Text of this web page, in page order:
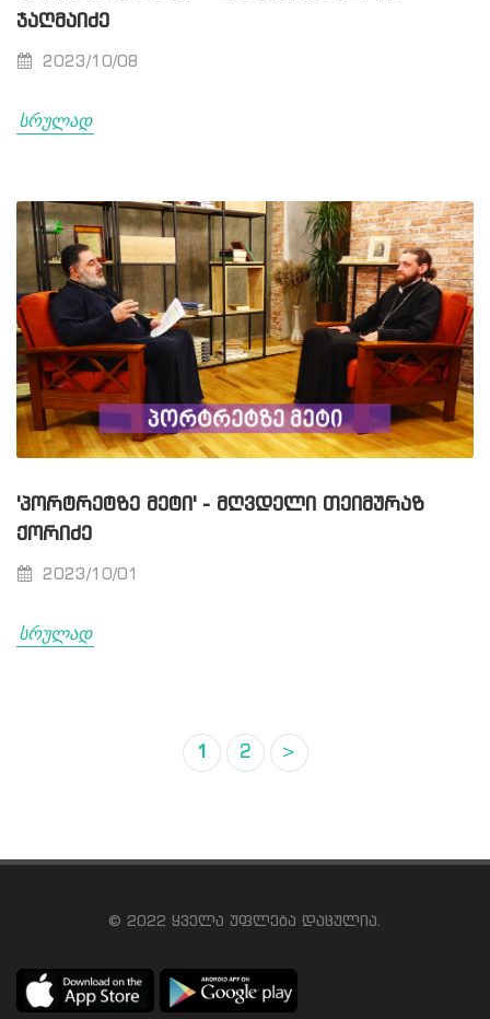
ᲯᲐᲦᲛᲐᲘᲫᲔ
2023/10/08
სრულად
'ᲞᲝᲠᲢᲠᲔᲢᲖᲔ ᲛᲔᲢᲘ' - ᲛᲦᲕᲓᲔᲚᲘ ᲗᲔᲘᲛᲣᲠᲐᲖ
ᲥᲝᲠᲘᲫᲔ
2023/10/01
სრულად
1 2 >
© 2022 ყველა უფლება დაცულია.